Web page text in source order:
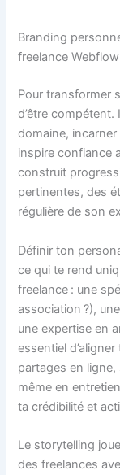
Branding
freelance Webflow
Pour transformer
d’être
domaine,
inspire confiance
construit
pertinentes, des
régulière de son
Définir ton
ce qui te rend
freelance : une
association ?),
une expertise en
essentiel
partages en
même en
ta crédibilité et
Le storytelling
des freelances